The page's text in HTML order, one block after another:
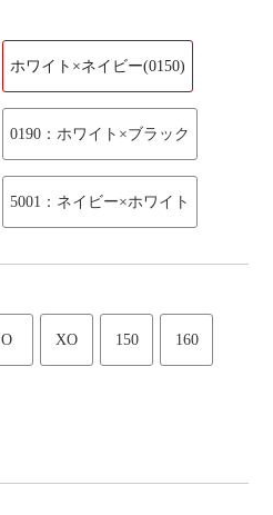
ホワイト×ネイビー(0150)
0190：ホワイト×ブラック
5001：ネイビー×ホワイト
O XO 150 160